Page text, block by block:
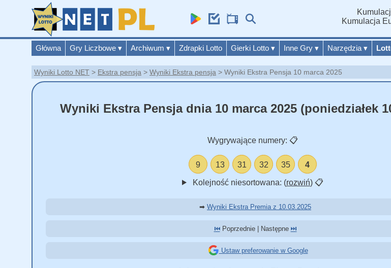
Główna Gry Liczbowe ▾ Archiwum ▾ Zdrapki Lotto Gierki Lotto ▾ Inne Gry ▾ Narzędzia ▾
Kumulacja
Wyniki Lotto NET Ekstra pensja Wyniki Ekstra pensja Wyniki Ekstra Pensja 10 marca 2025
Wyniki Ekstra Pensja dnia 10 marca 2025 (poniedziałek
Wygrywające numery: 📋
9 13 31 32 35 4
Kolejność niesortowana: (rozwiń) 📋
➡ Wyniki Ekstra Premia z 10.03.2025
⏮️Poprzednie | Następne ⏭️
Ustaw preferowanie w Google